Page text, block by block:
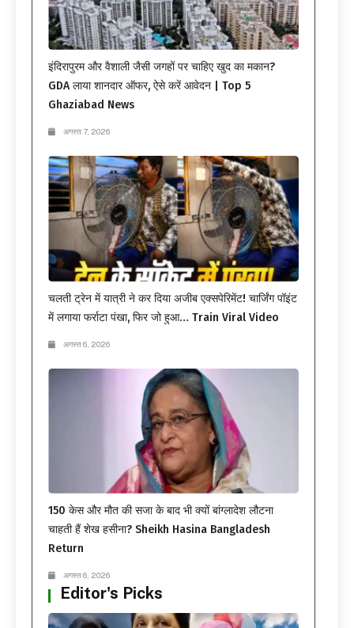
इंदिरापुरम और वैशाली जैसी जगहों पर चाहिए खुद का मकान?
GDA लाया शानदार ऑफर, ऐसे करें आवेदन | Top 5
Ghaziabad News
अगस्त 7, 2026
चलती ट्रेन में यात्री ने कर दिया अजीब एक्सपेरिमेंट! चार्जिंग पॉइंट
में लगाया फर्राटा पंखा, फिर जो हुआ… Train Viral Video
अगस्त 6, 2026
150 केस और मौत की सजा के बाद भी क्यों बांग्लादेश लौटना
चाहती हैं शेख हसीना? Sheikh Hasina Bangladesh
Return
अगस्त 6, 2026
Editor's Picks